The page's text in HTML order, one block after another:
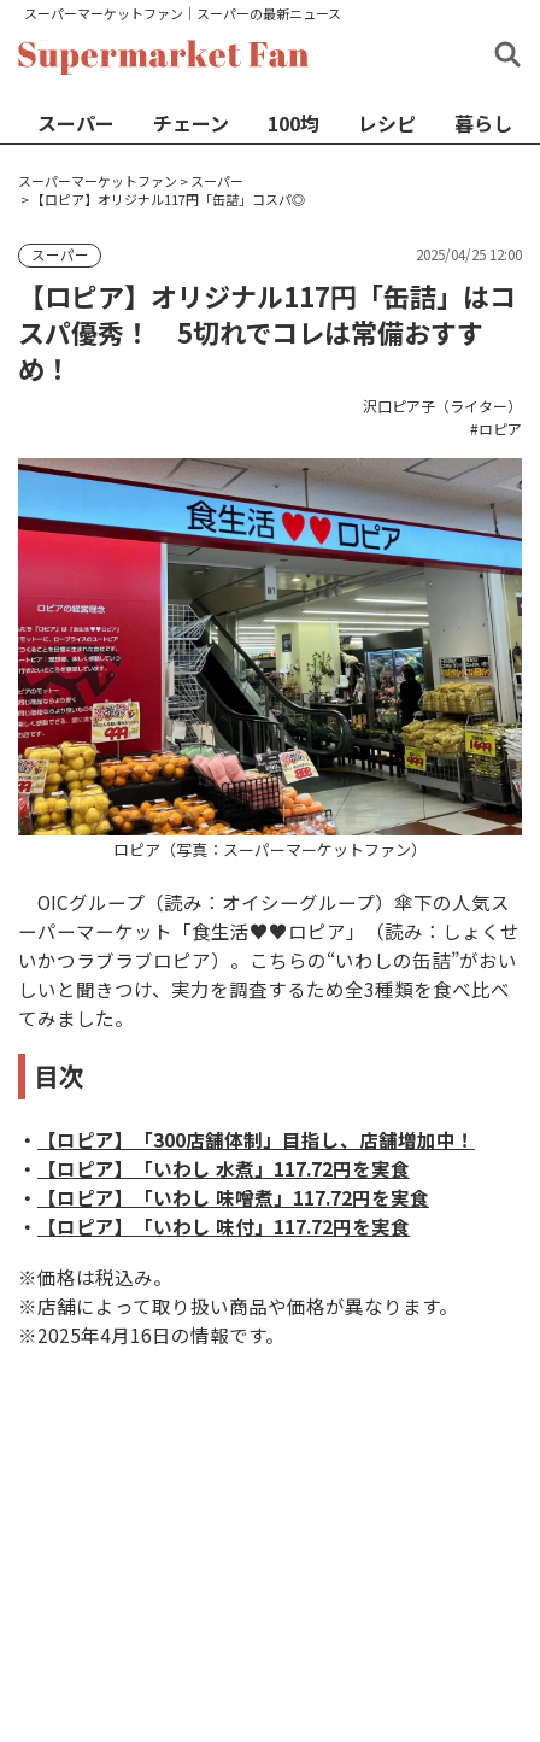
スーパーマーケットファン│スーパーの最新ニュース
スーパー チェーン 100均 レシピ 暮らし
スーパーマーケットファン > スーパー
> 【ロピア】オリジナル117円「缶詰」コスパ◎
スーパー 2025/04/25 12:00
【ロピア】オリジナル117円「缶詰」はコ
スパ優秀！ 5切れでコレは常備おすす
め！
沢口ピア子（ライター）
ロピア
ロピア（写真：スーパーマーケットファン）
OICグループ（読み：オイシーグループ）傘下の人気ス
ーパーマーケット「食生活♥♥ロピア」（読み：しょくせ
いかつラブラブロピア）。こちらの“いわしの缶詰”がおい
しいと聞きつけ、実力を調査するため全3種類を食べ比べ
てみました。
目次
・
【ロピア】「300店舗体制」目指し、店舗増加中！
・
【ロピア】「いわし 水煮」117.72円を実食
・
【ロピア】「いわし 味噌煮」117.72円を実食
・
【ロピア】「いわし 味付」117.72円を実食
※価格は税込み。
※店舗によって取り扱い商品や価格が異なります。
※2025年4月16日の情報です。